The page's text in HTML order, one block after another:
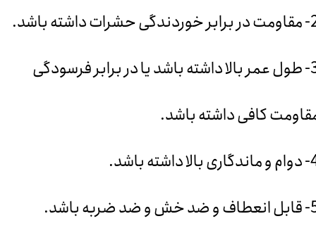
داشته باشد.
3- طول عمر بالا داشته باشد یا در برابر فرسودگی
کافی داشته باشد.
داشته باشد.
ضربه باشد.